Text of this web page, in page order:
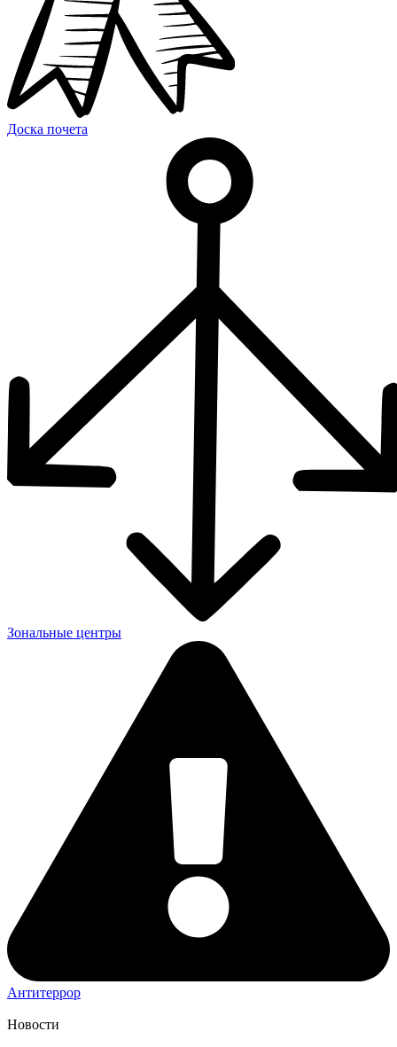
Доска почета
Зональные центры
Антитеррор
Новости